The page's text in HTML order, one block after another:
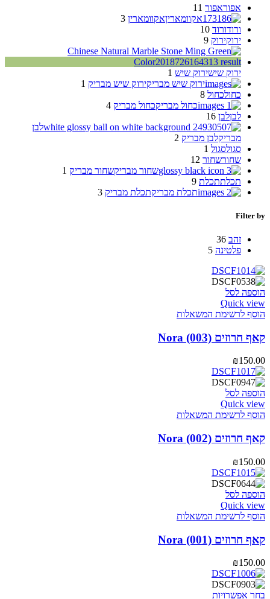
אפוראפור 11
אקוומאריןאקוומארין 3
ורודורוד 10
ירוקירוק 9
ירוק שישירוק שיש 1
ירוק שיש מבריקירוק שיש מבריק 1
כחולכחול 8
כחול מבריקכחול מבריק 4
לבןלבן 16
לבן
מבריקלבן מבריק 2
סגולסגול 1
שחורשחור 12
שחור מבריקשחור מבריק 1
תכלתתכלת 9
תכלת מבריקתכלת מבריק 3
Filter by
זהב 36
פלטינה 5
הוספה לסל
Quick view
הוסף לרשימת המשאלות
קאף חרוזים Nora (003)
₪150.00
הוספה לסל
Quick view
הוסף לרשימת המשאלות
קאף חרוזים Nora (002)
₪150.00
הוספה לסל
Quick view
הוסף לרשימת המשאלות
קאף חרוזים Nora (001)
₪150.00
בחר אפשרויות